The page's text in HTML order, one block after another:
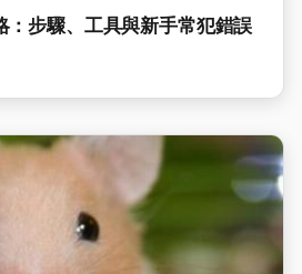
：步驟、工具與新手常犯錯誤